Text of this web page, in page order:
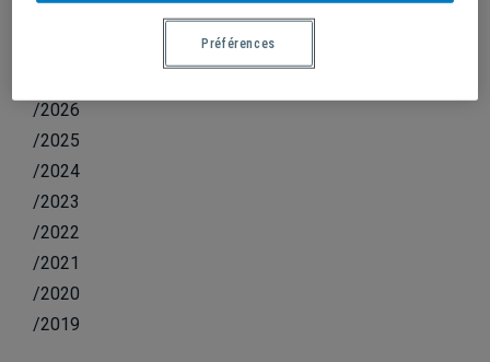
/2026
/2025
/2024
/2023
/2022
/2021
/2020
/2019
Préférences